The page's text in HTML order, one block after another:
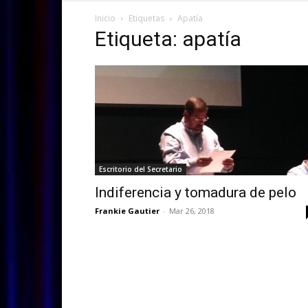
Inicio Etiquetas Apatía
Etiqueta: apatía
Escritorio del Secretario
Indiferencia y tomadura de pelo
Frankie Gautier - Mar 26, 2018